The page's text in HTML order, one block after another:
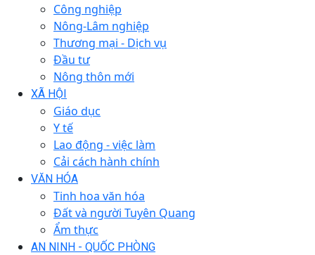
Công nghiệp
Nông-Lâm nghiệp
Thương mại - Dịch vụ
Đầu tư
Nông thôn mới
XÃ HỘI
Giáo dục
Y tế
Lao động - việc làm
Cải cách hành chính
VĂN HÓA
Tinh hoa văn hóa
Đất và người Tuyên Quang
Ẩm thực
AN NINH - QUỐC PHÒNG